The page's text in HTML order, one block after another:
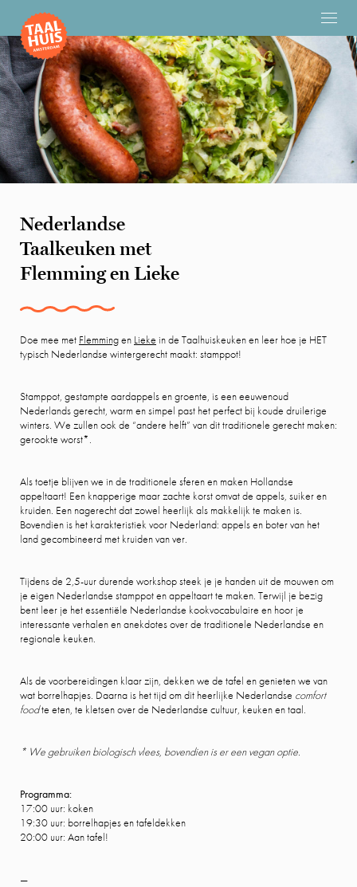
Nederlandse
Taalkeuken met
Flemming en Lieke
Doe mee met Flemmingen Lieke in de Taalhuiskeuken en leer hoe je HET
typisch Nederlandse wintergerecht maakt: stamppot!
Stamppot, gestampte aardappels en groente, is een eeuwenoud
Nederlands gerecht, warm en simpel past het perfect bij koude druilerige
winters. We zullen ook de “andere helft” van dit traditionele gerecht maken:
gerookte worst*.
Als toetje blijven we in de traditionele sferen en maken Hollandse
appeltaart! Een knapperige maar zachte korst omvat de appels, suiker en
kruiden. Een nagerecht dat zowel heerlijk als makkelijk te maken is.
Bovendien is het karakteristiek voor Nederland: appels en boter van het
land gecombineerd met kruiden van ver.
Tijdens de 2,5-uur durende workshop steek je je handen uit de mouwen om
je eigen Nederlandse stamppot en appeltaart te maken. Terwijl je bezig
bent leer je het essentiële Nederlandse kookvocabulaire en hoor je
interessante verhalen en anekdotes over de traditionele Nederlandse en
regionale keuken.
Als de voorbereidingen klaar zijn, dekken we de tafel en genieten we van
wat borrelhapjes. Daarna is het tijd om dit heerlijke Nederlandse comfort
foodte eten, te kletsen over de Nederlandse cultuur, keuken en taal.
* We gebruiken biologisch vlees, bovendien is er een vegan optie.
Programma:
17:00 uur: koken
19:30 uur: borrelhapjes en tafeldekken
20:00 uur: Aan tafel!
—